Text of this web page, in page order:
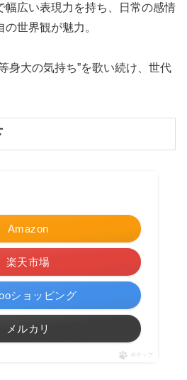
幅広い表現力を持ち、日常の感情
世界観が魅力。
身大の気持ち”を歌い続け、世代
Amazon
楽天市場
ショッピング
メルカリ
ポチップ